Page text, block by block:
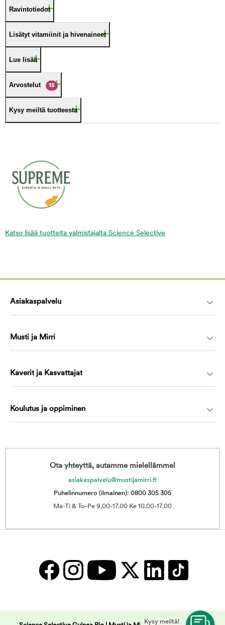
Ravintotiedot
Lisätyt vitamiinit ja hivenaineet
Lue lisää
Arvostelut 15
Kysy meiltä tuotteesta
Katso lisää tuotteita valmistajalta Science Selective
Kysy meiltä!
Asiakaspalvelu
Musti ja Mirri
Kaverit ja Kasvattajat
Koulutus ja oppiminen
Ota yhteyttä, autamme mielellämme!
asiakaspalvelu@mustijamirri.fi
Puhelinnumero (ilmainen): 0800 305 305
Ma-Ti & To-Pe 9.00-17.00 Ke 10.00-17.00